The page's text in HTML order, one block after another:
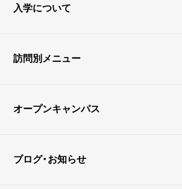
入学について
訪問別メニュー
オープンキャンパス
ブログ・お知らせ